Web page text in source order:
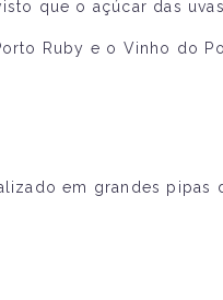
que o açúcar das
Ruby e o Vinho do
em grandes pipas